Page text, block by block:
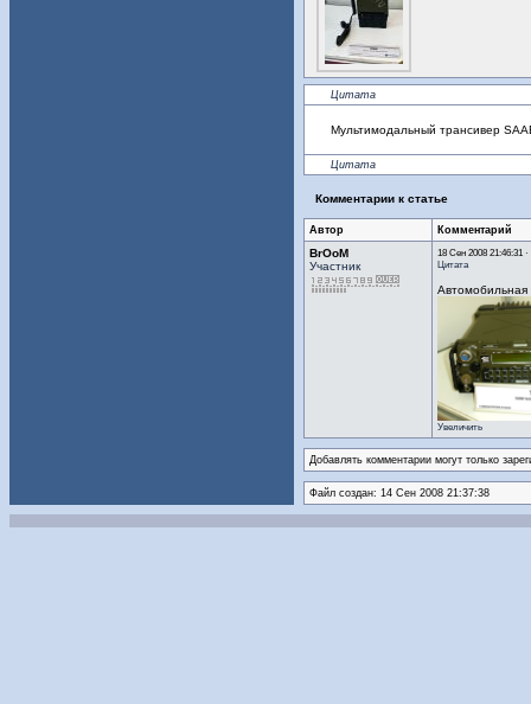
Цитата
Мультимодальный трансивер
Цитата
Комментарии к статье
Автор Комментарий
BrOoM
Участник
18 Сен 2008 21:46:31
Цитата
Автомобильная
Увеличить
Добавлять комментарии могут только
Файл создан: 14 Сен 2008 21:37:38